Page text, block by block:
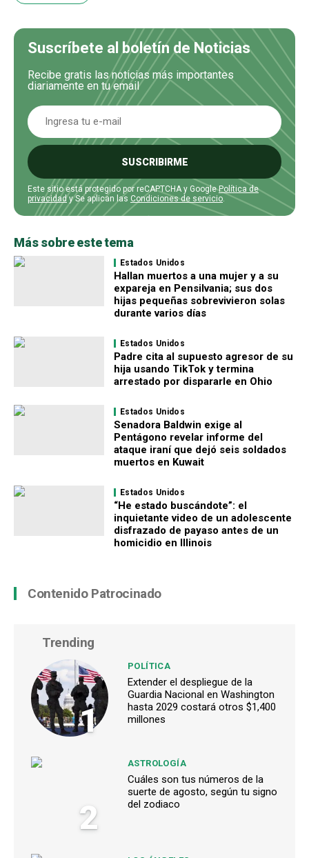
Suscríbete al boletín de Noticias
Recibe gratis las noticias más importantes
diariamente en tu email
SUSCRIBIRME
Este sitio está protegido por reCAPTCHA y GooglePolítica de
privacidady Se aplican las Condiciones de servicio
Más sobre este tema
Estados Unidos
Hallan muertos a una mujer y a su
expareja en Pensilvania; sus dos
hijas pequeñas sobrevivieron solas
durante varios días
Estados Unidos
Padre cita al supuesto agresor de su
hija usando TikTok y termina
arrestado por dispararle en Ohio
Estados Unidos
Senadora Baldwin exige al
Pentágono revelar informe del
ataque iraní que dejó seis soldados
muertos en Kuwait
Estados Unidos
“He estado buscándote”: el
inquietante video de un adolescente
disfrazado de payaso antes de un
homicidio en Illinois
Contenido Patrocinado
Trending
1
POLÍTICA
Extender el despliegue de la
Guardia Nacional en Washington
hasta 2029 costará otros $1,400
millones
2
ASTROLOGÍA
Cuáles son tus números de la
suerte de agosto, según tu signo
del zodiaco